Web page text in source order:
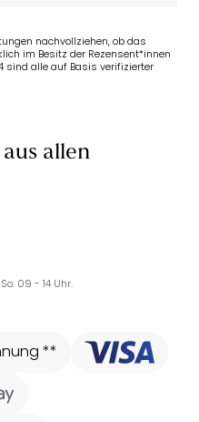
nachvollziehen, ob das
im Besitz der Rezensent*innen
sind alle auf Basis verifizierter
allen
09 - 14 Uhr.
**